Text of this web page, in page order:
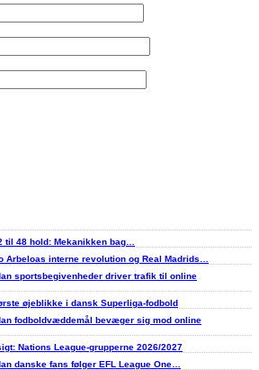
til 48 hold: Mekanikken bag…
Arbeloas interne revolution og Real Madrids…
sportsbegivenheder driver trafik til online
øjeblikke i dansk Superliga-fodbold
fodboldvæddemål bevæger sig mod online
Nations League-grupperne 2026/2027
danske fans følger EFL League One…